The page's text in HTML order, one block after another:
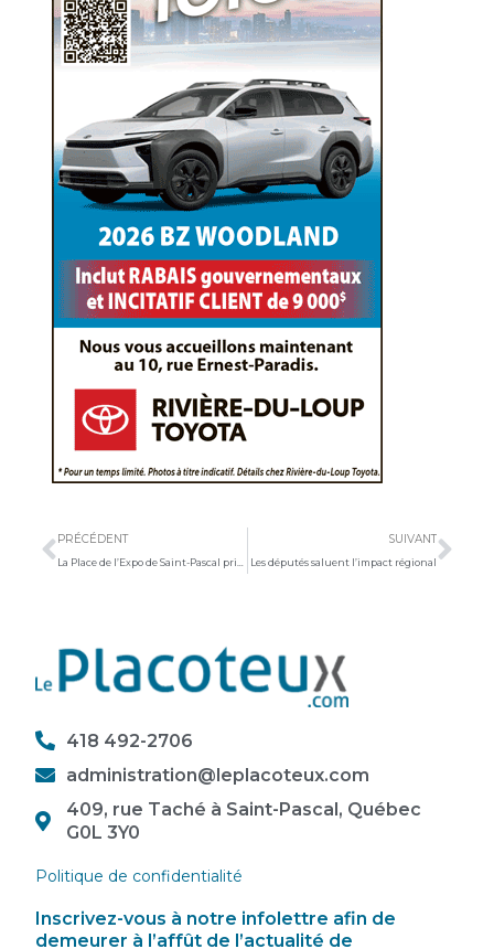
PRÉCÉDENT SUIVANT
Les députés saluent l’impact régional
418 492-2706
administration@leplacoteux.com
409, rue Taché à Saint-Pascal, Québec
G0L 3Y0
Politique de confidentialité
Inscrivez-vous à notre infolettre afin de
demeurer à l’affût de l’actualité de